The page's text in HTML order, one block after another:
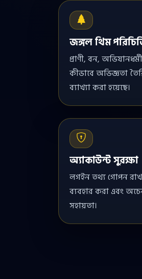
জঙ্গল থিম
প্রাণী, বন,
কীভাবে অভিজ্ঞতা
ব্যাখ্যা করা হয়েছে।
অ্যাকাউন্ট সুরক্ষা
লগইন তথ্য গোপন
ব্যবহার করা এবং
সহায়তা।